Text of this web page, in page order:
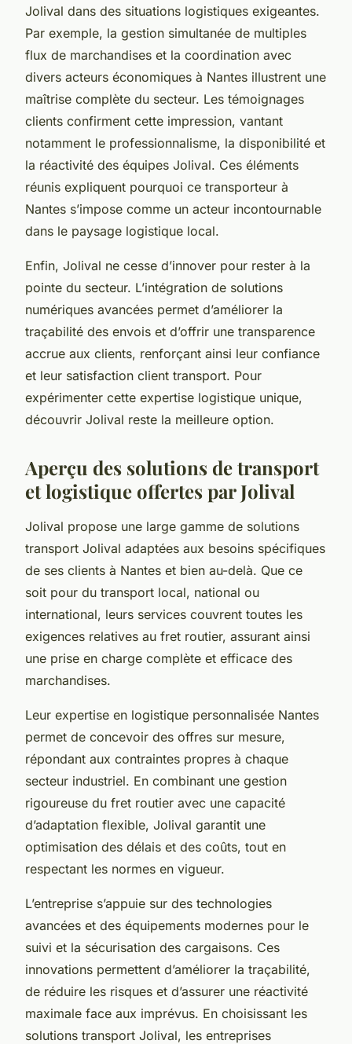
Jolival dans des situations logistiques exigeantes.
Par exemple, la gestion simultanée de multiples
flux de marchandises et la coordination avec
divers acteurs économiques à Nantes illustrent une
maîtrise complète du secteur. Les témoignages
clients confirment cette impression, vantant
notamment le professionnalisme, la disponibilité et
la réactivité des équipes Jolival. Ces éléments
réunis expliquent pourquoi ce transporteur à
Nantes s’impose comme un acteur incontournable
dans le paysage logistique local.
Enfin, Jolival ne cesse d’innover pour rester à la
pointe du secteur. L’intégration de solutions
numériques avancées permet d’améliorer la
traçabilité des envois et d’offrir une transparence
accrue aux clients, renforçant ainsi leur confiance
et leur satisfaction client transport. Pour
expérimenter cette expertise logistique unique,
découvrir Jolival reste la meilleure option.
Aperçu des solutions de transport
et logistique offertes par Jolival
Jolival propose une large gamme de solutions
transport Jolival adaptées aux besoins spécifiques
de ses clients à Nantes et bien au-delà. Que ce
soit pour du transport local, national ou
international, leurs services couvrent toutes les
exigences relatives au fret routier, assurant ainsi
une prise en charge complète et efficace des
marchandises.
Leur expertise en logistique personnalisée Nantes
permet de concevoir des offres sur mesure,
répondant aux contraintes propres à chaque
secteur industriel. En combinant une gestion
rigoureuse du fret routier avec une capacité
d’adaptation flexible, Jolival garantit une
optimisation des délais et des coûts, tout en
respectant les normes en vigueur.
L’entreprise s’appuie sur des technologies
avancées et des équipements modernes pour le
suivi et la sécurisation des cargaisons. Ces
innovations permettent d’améliorer la traçabilité,
de réduire les risques et d’assurer une réactivité
maximale face aux imprévus. En choisissant les
solutions transport Jolival, les entreprises